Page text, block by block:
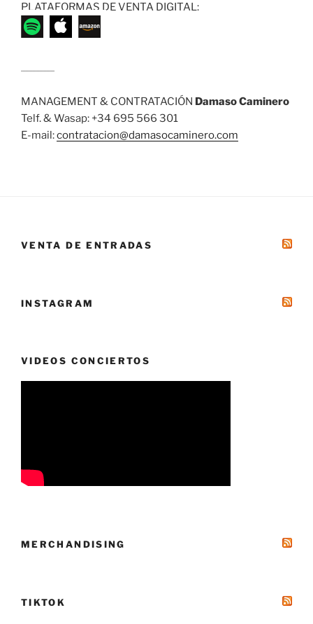
PLATAFORMAS DE VENTA DIGITAL:
MANAGEMENT & CONTRATACIÓN Damaso Caminero
Telf. & Wasap: +34 695 566 301
E-mail:contratacion@damasocaminero.com
VENTA DE ENTRADAS
INSTAGRAM
VIDEOS CONCIERTOS
MERCHANDISING
TIKTOK